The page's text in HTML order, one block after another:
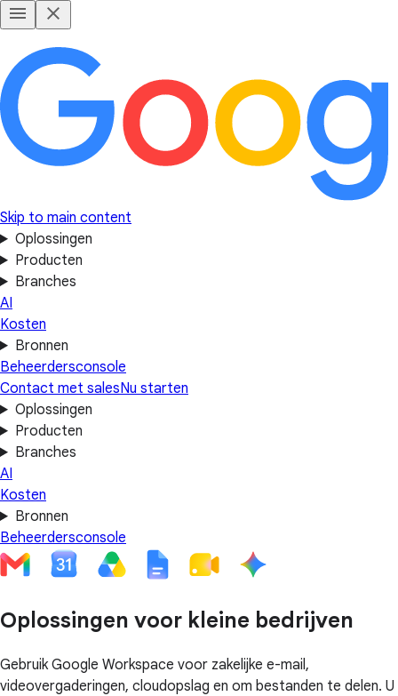
Skip to main content
Oplossingen
Producten
Branches
AI
Kosten
Bronnen
Beheerdersconsole
Contact met salesNu starten
Oplossingen
Producten
Branches
AI
Kosten
Bronnen
Beheerdersconsole
Oplossingen voor kleine bedrijven
Gebruik Google Workspace voor zakelijke e-mail,
videovergaderingen, cloudopslag en om bestanden te delen. U